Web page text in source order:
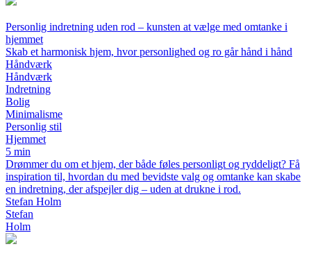
Personlig indretning uden rod – kunsten at vælge med omtanke i
hjemmet
Skab et harmonisk hjem, hvor personlighed og ro går hånd i hånd
Håndværk
Håndværk
Indretning
Bolig
Minimalisme
Personlig stil
Hjemmet
5 min
Drømmer du om et hjem, der både føles personligt og ryddeligt? Få
inspiration til, hvordan du med bevidste valg og omtanke kan skabe
en indretning, der afspejler dig – uden at drukne i rod.
Stefan Holm
Stefan
Holm